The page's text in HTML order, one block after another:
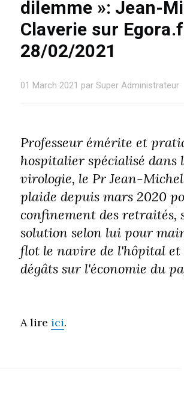
dilemme »: Jean-
Claverie sur
28/02/2021
01 March 2021 par Super Administrateur
Professeur émérite et
hospitalier spécialisé dans
virologie, le Pr Jean-
plaide depuis mars 2020
confinement des retraités,
solution selon lui pour
flot le navire de l'hôpital
dégâts sur l'économie du
A lire ici.